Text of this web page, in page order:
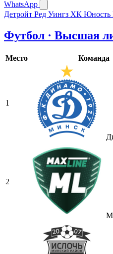
WhatsApp
Детройт Ред Уингз ХК Юность
Футбол · Высшая
Место Команда
1
2